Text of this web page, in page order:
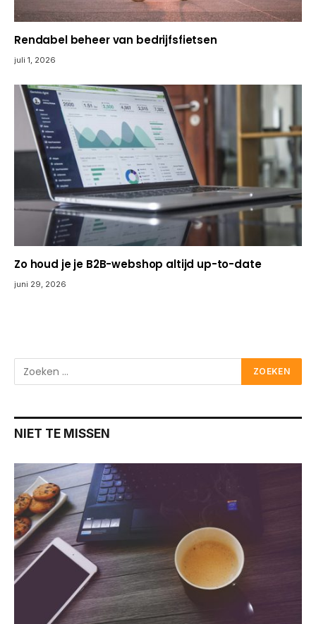
Rendabel beheer van bedrijfsfietsen
juli 1, 2026
Zo houd je je B2B-webshop altijd up-to-date
juni 29, 2026
NIET TE MISSEN